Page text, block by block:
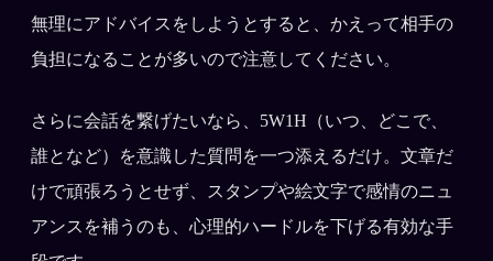
無理にアドバイスをしようとすると、かえって相手の
負担になることが多いので注意してください。
さらに会話を繋げたいなら、5W1H（いつ、どこで、
誰となど）を意識した質問を一つ添えるだけ。文章だ
けで頑張ろうとせず、スタンプや絵文字で感情のニュ
アンスを補うのも、心理的ハードルを下げる有効な手